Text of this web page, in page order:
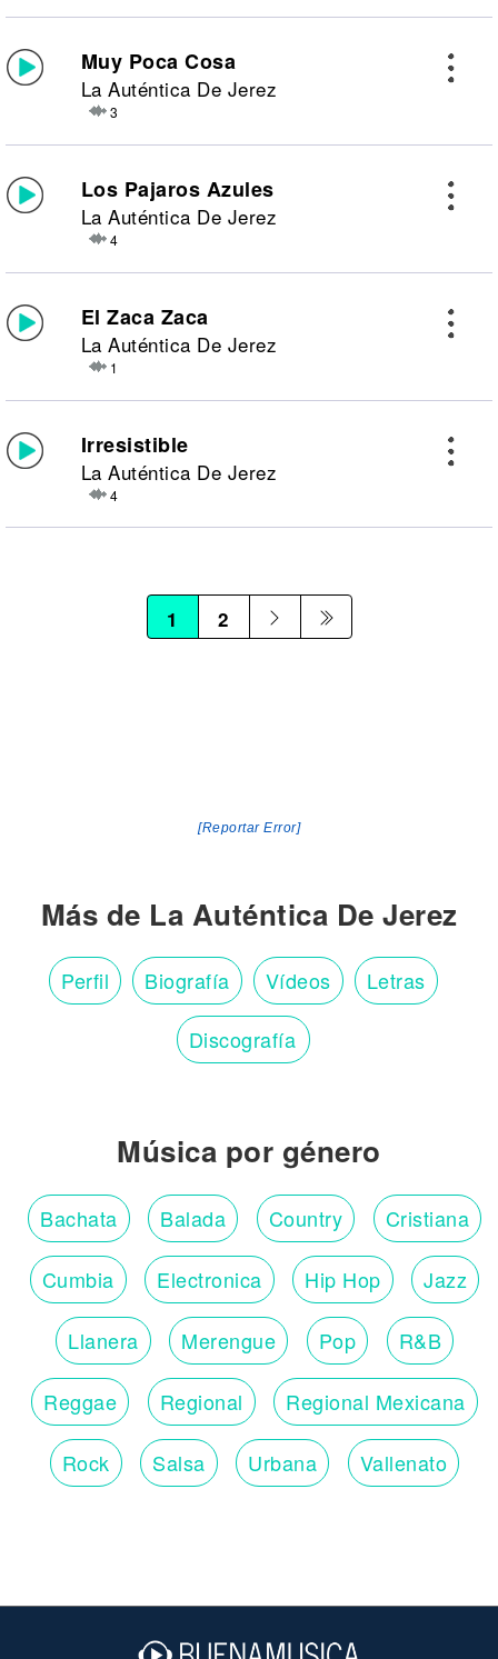
Muy Poca Cosa
La Auténtica De Jerez
3
Los Pajaros Azules
La Auténtica De Jerez
4
El Zaca Zaca
La Auténtica De Jerez
1
Irresistible
La Auténtica De Jerez
4
1 2
[Reportar Error]
Más de La Auténtica De Jerez
Perfil Biografía Vídeos Letras
Discografía
Música por género
Bachata Balada Country Cristiana
Cumbia Electronica Hip Hop Jazz
Llanera Merengue Pop R&B
Reggae Regional Regional Mexicana
Rock Salsa Urbana Vallenato